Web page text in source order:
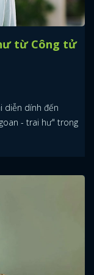
từ Công tử
diễn dính đến
- trai hư" trong